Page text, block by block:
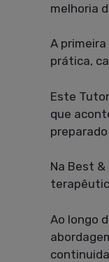
melhoria
A
prática,
Este
que
Na Best
Ao longo